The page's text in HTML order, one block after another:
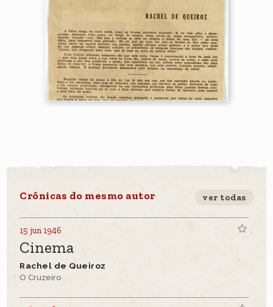
Crônicas do mesmo autor ver todas
15 jun 1946
Cinema
Rachel de Queiroz
O Cruzeiro